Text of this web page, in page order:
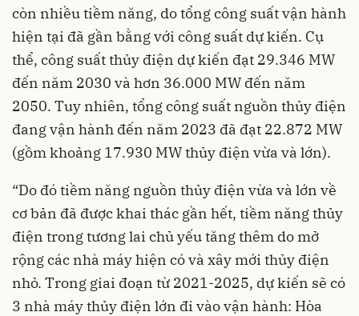
còn nhiều tiềm năng, do tổng công suất vận hành
hiện tại đã gần bằng với công suất dự kiến. Cụ
thể, công suất thủy điện dự kiến đạt 29.346 MW
đến năm 2030 và hơn 36.000 MW đến năm
2050. Tuy nhiên, tổng công suất nguồn thủy điện
đang vận hành đến năm 2023 đã đạt 22.872 MW
(gồm khoảng 17.930 MW thủy điện vừa và lớn).
“Do đó tiềm năng nguồn thủy điện vừa và lớn về
cơ bản đã được khai thác gần hết, tiềm năng thủy
điện trong tương lai chủ yếu tăng thêm do mở
rộng các nhà máy hiện có và xây mới thủy điện
nhỏ. Trong giai đoạn từ 2021-2025, dự kiến sẽ có
3 nhà máy thủy điện lớn đi vào vận hành: Hòa